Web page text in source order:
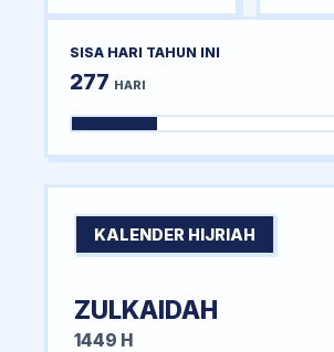
SISA HARI TAHUN INI
277 HARI
KALENDER HIJRIAH
ZULKAIDAH
1449 H